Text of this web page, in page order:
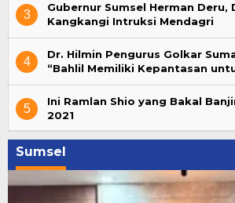
3
Gubernur Sumsel Herman Deru,
Kangkangi Intruksi Mendagri
4
Dr. Hilmin Pengurus Golkar
“Bahlil Memiliki Kepantasan
5
Ini Ramlan Shio yang Bakal
2021
Sumsel